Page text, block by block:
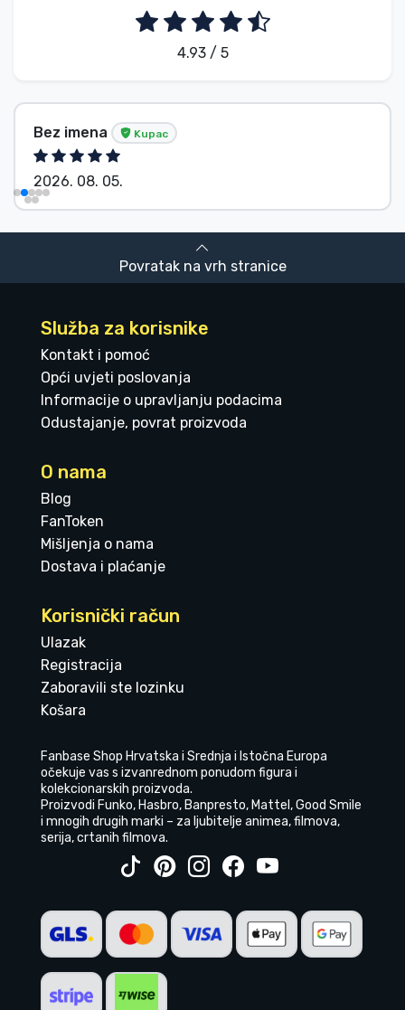
4.93 / 5
Bez imena Kupac
2026. 08. 05.
Povratak na vrh stranice
Služba za korisnike
Kontakt i pomoć
Opći uvjeti poslovanja
Informacije o upravljanju podacima
Odustajanje, povrat proizvoda
O nama
Blog
FanToken
Mišljenja o nama
Dostava i plaćanje
Korisnički račun
Ulazak
Registracija
Zaboravili ste lozinku
Košara
Fanbase Shop Hrvatska i Srednja i Istočna Europa
očekuje vas s izvanrednom ponudom figura i
kolekcionarskih proizvoda.
Proizvodi Funko, Hasbro, Banpresto, Mattel, Good Smile
i mnogih drugih marki – za ljubitelje animea, filmova,
serija, crtanih filmova.